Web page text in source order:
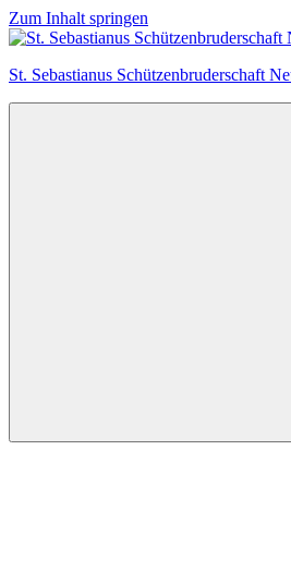
Zum Inhalt springen
St. Sebastianus Schützenbruderschaft